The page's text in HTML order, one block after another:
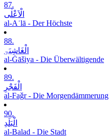
87.
الْاَعْلٰی
al-Aʿlā - Der Höchste
88.
الْغَاشِیَۃِ
al-Ġāšiya - Die Überwältigende
89.
الْفَجْرِ
al-Faǧr - Die Morgendämmerung
90.
الْبَلَدِ
al-Balad - Die Stadt